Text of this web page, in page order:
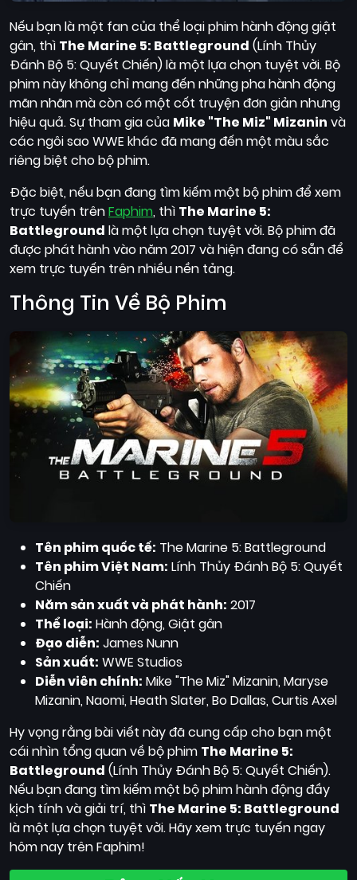
Nếu bạn là một fan của thể loại phim hành động giật
gân, thì The Marine 5: Battleground (Lính Thủy
Đánh Bộ 5: Quyết Chiến) là một lựa chọn tuyệt vời. Bộ
phim này không chỉ mang đến những pha hành động
mãn nhãn mà còn có một cốt truyện đơn giản nhưng
hiệu quả. Sự tham gia của Mike "The Miz" Mizanin và
các ngôi sao WWE khác đã mang đến một màu sắc
riêng biệt cho bộ phim.
Đặc biệt, nếu bạn đang tìm kiếm một bộ phim để xem
trực tuyến trênFaphim, thì The Marine 5:
Battleground là một lựa chọn tuyệt vời. Bộ phim đã
được phát hành vào năm 2017 và hiện đang có sẵn để
xem trực tuyến trên nhiều nền tảng.
Thông Tin Về Bộ Phim
Tên phim quốc tế: The Marine 5: Battleground
Tên phim Việt Nam: Lính Thủy Đánh Bộ 5: Quyết
Chiến
Năm sản xuất và phát hành: 2017
Thể loại: Hành động, Giật gân
Đạo diễn: James Nunn
Sản xuất: WWE Studios
Diễn viên chính: Mike "The Miz" Mizanin, Maryse
Mizanin, Naomi, Heath Slater, Bo Dallas, Curtis Axel
Hy vọng rằng bài viết này đã cung cấp cho bạn một
cái nhìn tổng quan về bộ phim The Marine 5:
Battleground (Lính Thủy Đánh Bộ 5: Quyết Chiến).
Nếu bạn đang tìm kiếm một bộ phim hành động đầy
kịch tính và giải trí, thì The Marine 5: Battleground
là một lựa chọn tuyệt vời. Hãy xem trực tuyến ngay
hôm nay trên Faphim!